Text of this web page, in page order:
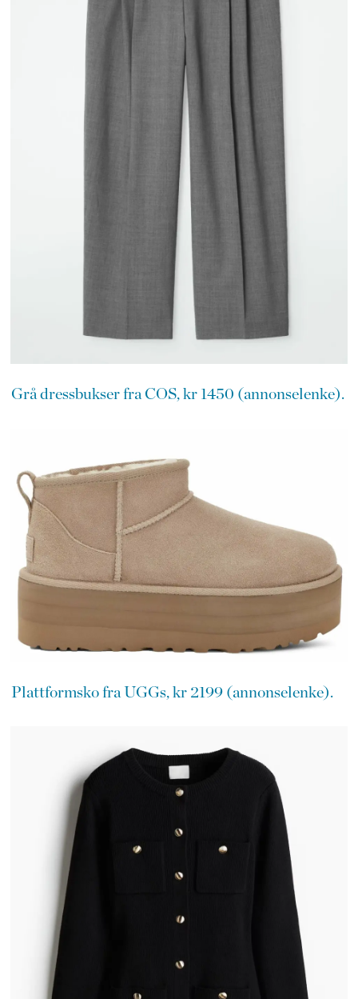
Grå dressbukser fra COS, kr 1450 (annonselenke).
Plattformsko fra UGGs, kr 2199 (annonselenke).